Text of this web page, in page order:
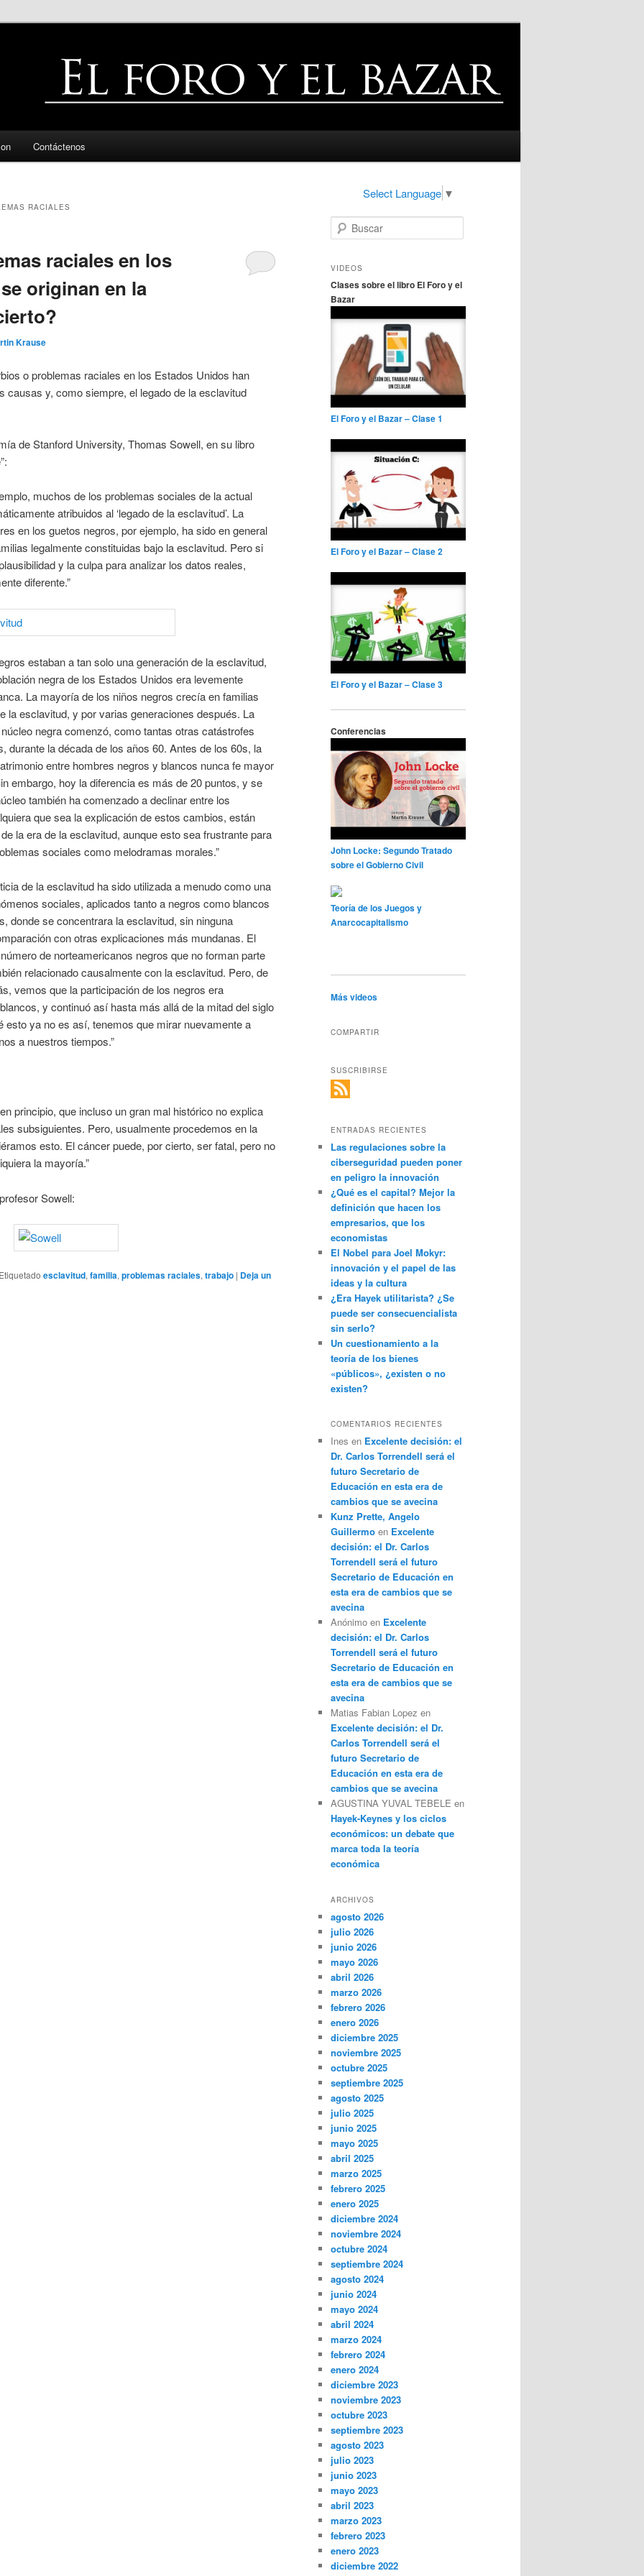
Contáctenos
Select Language ▼
RACIALES
raciales en los
originan en la
Krause
o problemas raciales en los Estados Unidos han
causas y, como siempre, el legado de la esclavitud
de Stanford University, Thomas Sowell, en su libro
muchos de los problemas sociales de la actual
atribuidos al ‘legado de la esclavitud’. La
en los guetos negros, por ejemplo, ha sido en general
legalmente constituidas bajo la esclavitud. Pero si
y la culpa para analizar los datos reales,
diferente.”
estaban a tan solo una generación de la esclavitud,
negra de los Estados Unidos era levemente
La mayoría de los niños negros crecía en familias
la esclavitud, y por varias generaciones después. La
negra comenzó, como tantas otras catástrofes
durante la década de los años 60. Antes de los 60s, la
entre hombres negros y blancos nunca fe mayor
embargo, hoy la diferencia es más de 20 puntos, y se
también ha comenzado a declinar entre los
que sea la explicación de estos cambios, están
la era de la esclavitud, aunque esto sea frustrante para
sociales como melodramas morales.”
de la esclavitud ha sido utilizada a menudo como una
sociales, aplicados tanto a negros como blancos
donde se concentrara la esclavitud, sin ninguna
con otras explicaciones más mundanas. El
de norteamericanos negros que no forman parte
relacionado causalmente con la esclavitud. Pero, de
vemos que la participación de los negros era
y continuó así hasta más allá de la mitad del siglo
esto ya no es así, tenemos que mirar nuevamente a
a nuestros tiempos.”
principio, que incluso un gran mal histórico no explica
subsiguientes. Pero, usualmente procedemos en la
esto. El cáncer puede, por cierto, ser fatal, pero no
la mayoría.”
Sowell:
Etiquetado esclavitud, familia, problemas raciales, trabajo | Deja un
u
c
r
VIDEOS
Clases sobre el libro El Foro y el
Bazar
El Foro y el Bazar – Clase 1
El Foro y el Bazar – Clase 2
El Foro y el Bazar – Clase 3
Conferencias
John Locke: Segundo Tratado
sobre el Gobierno Civil
Teoría de los Juegos y
Anarcocapitalismo
Más videos
COMPARTIR
SUSCRIBIRSE
ENTRADAS RECIENTES
Las regulaciones sobre la
ciberseguridad pueden poner
en peligro la innovación
¿Qué es el capital? Mejor la
definición que hacen los
empresarios, que los
economistas
El Nobel para Joel Mokyr:
innovación y el papel de las
ideas y la cultura
¿Era Hayek utilitarista? ¿Se
puede ser consecuencialista
sin serlo?
Un cuestionamiento a la
teoría de los bienes
«públicos», ¿existen o no
existen?
COMENTARIOS RECIENTES
Ines en Excelente decisión: el
Dr. Carlos Torrendell será el
futuro Secretario de
Educación en esta era de
cambios que se avecina
Kunz Prette, Angelo
Guillermo en Excelente
decisión: el Dr. Carlos
Torrendell será el futuro
Secretario de Educación en
esta era de cambios que se
avecina
Anónimo en Excelente
decisión: el Dr. Carlos
Torrendell será el futuro
Secretario de Educación en
esta era de cambios que se
avecina
Matias Fabian Lopez en
Excelente decisión: el Dr.
Carlos Torrendell será el
futuro Secretario de
Educación en esta era de
cambios que se avecina
AGUSTINA YUVAL TEBELE en
Hayek-Keynes y los ciclos
económicos: un debate que
marca toda la teoría
económica
ARCHIVOS
agosto 2026
julio 2026
junio 2026
mayo 2026
abril 2026
marzo 2026
febrero 2026
enero 2026
diciembre 2025
noviembre 2025
octubre 2025
septiembre 2025
agosto 2025
julio 2025
junio 2025
mayo 2025
abril 2025
marzo 2025
febrero 2025
enero 2025
diciembre 2024
noviembre 2024
octubre 2024
septiembre 2024
agosto 2024
junio 2024
mayo 2024
abril 2024
marzo 2024
febrero 2024
enero 2024
diciembre 2023
noviembre 2023
octubre 2023
septiembre 2023
agosto 2023
julio 2023
junio 2023
mayo 2023
abril 2023
marzo 2023
febrero 2023
enero 2023
diciembre 2022